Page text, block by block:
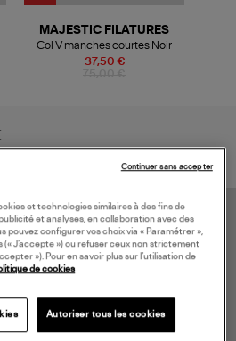
37,50 €
MAJESTIC FILATURES
Col V manches courtes Noir
et technologies similaires à des fins de
et analyses, en collaboration avec des
pouvez configurer vos choix via « Paramétrer »,
(« J’accepte ») ou refuser ceux non strictement
»). Pour en savoir plus sur l’utilisation de
de cookies
Autoriser tous les cookies
Continuer sans accepter